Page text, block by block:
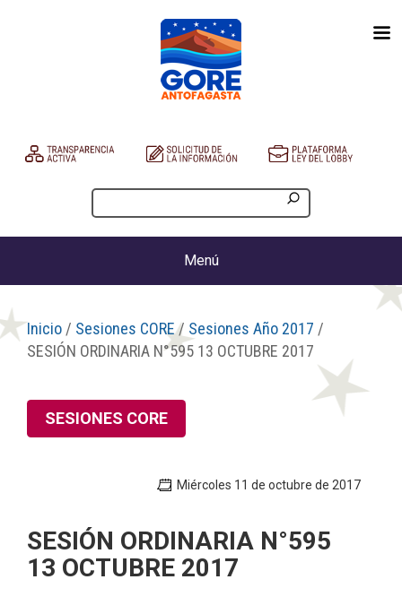
Menú
Inicio / Sesiones CORE/ Sesiones Año 2017 /
SESIÓN ORDINARIA N°595 13 OCTUBRE 2017
SESIONES CORE
Miércoles 11 de octubre de 2017
SESIÓN ORDINARIA N°595
13 OCTUBRE 2017